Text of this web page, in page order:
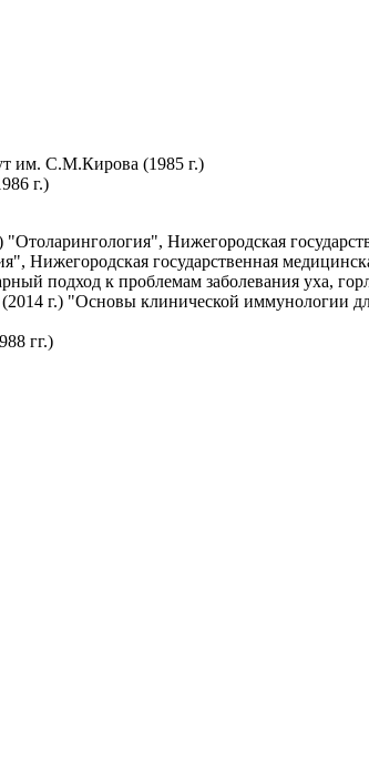
им. С.М.Кирова (1985 г.)
г.)
Нижегородская
Нижегородская государственная
подход к проблемам заболевания уха,
г.) "Основы клинической иммунологии
гг.)